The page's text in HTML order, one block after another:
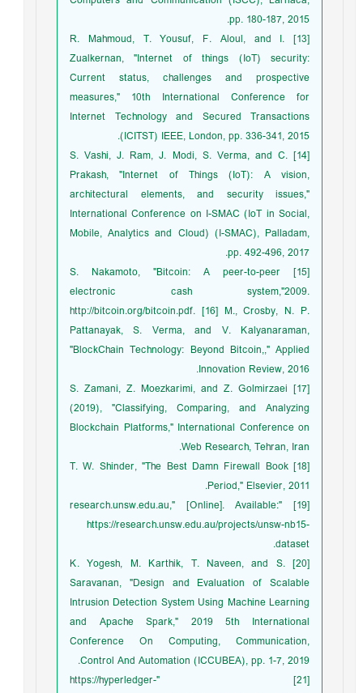
pp. 180-187, 2015.
[13] R. Mahmoud, T. Yousuf, F. Aloul, and I.
Zualkernan, "Internet of things (IoT) security:
Current status, challenges and prospective
measures," 10th International Conference for
Internet Technology and Secured Transactions
(ICITST) IEEE, London, pp. 336-341, 2015.
[14] S. Vashi, J. Ram, J. Modi, S. Verma, and C.
Prakash, "Internet of Things (IoT): A vision,
architectural elements, and security issues,"
International Conference on I-SMAC (IoT in Social,
Mobile, Analytics and Cloud) (I-SMAC), Palladam,
pp. 492-496, 2017.
[15] S. Nakamoto, "Bitcoin: A peer-to-peer
electronic cash system,"2009.
http://bitcoin.org/bitcoin.pdf. [16] M., Crosby, N. P.
Pattanayak, S. Verma, and V. Kalyanaraman,
"BlockChain Technology: Beyond Bitcoin,," Applied
Innovation Review, 2016.
[17] S. Zamani, Z. Moezkarimi, and Z. Golmirzaei
(2019), "Classifying, Comparing, and Analyzing
Blockchain Platforms," International Conference on
Web Research, Tehran, Iran.
[18] T. W. Shinder, "The Best Damn Firewall Book
Period," Elsevier, 2011.
[19] "research.unsw.edu.au," [Online]. Available:
https://research.unsw.edu.au/projects/unsw-nb15-
dataset.
[20] K. Yogesh, M. Karthik, T. Naveen, and S.
Saravanan, "Design and Evaluation of Scalable
Intrusion Detection System Using Machine Learning
and Apache Spark," 2019 5th International
Conference On Computing, Communication,
Control And Automation (ICCUBEA), pp. 1-7, 2019.
[21] "https://hyperledger-